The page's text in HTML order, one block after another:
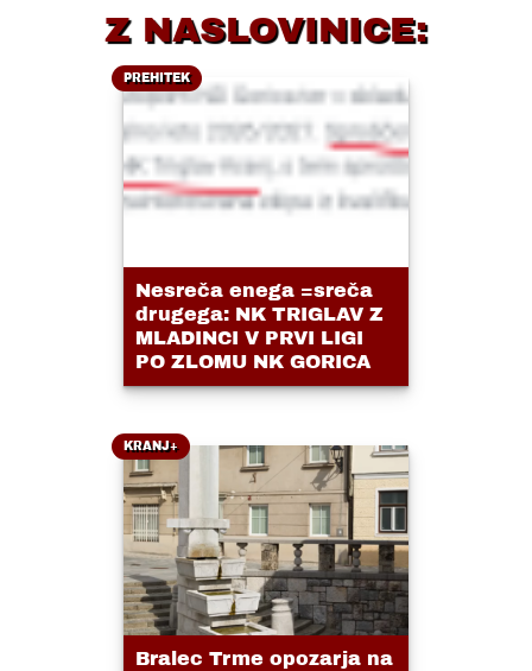
Z NASLOVINICE:
PREHITEK
Nesreča enega =sreča
drugega: NK TRIGLAV Z
MLADINCI V PRVI LIGI
PO ZLOMU NK GORICA
KRANJ+
Bralec Trme opozarja na